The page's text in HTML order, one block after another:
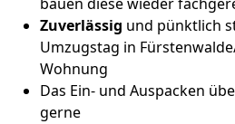
Zuverlässig und pünktlich
Umzugstag in
Wohnung
Das Ein- und Auspacken
gerne